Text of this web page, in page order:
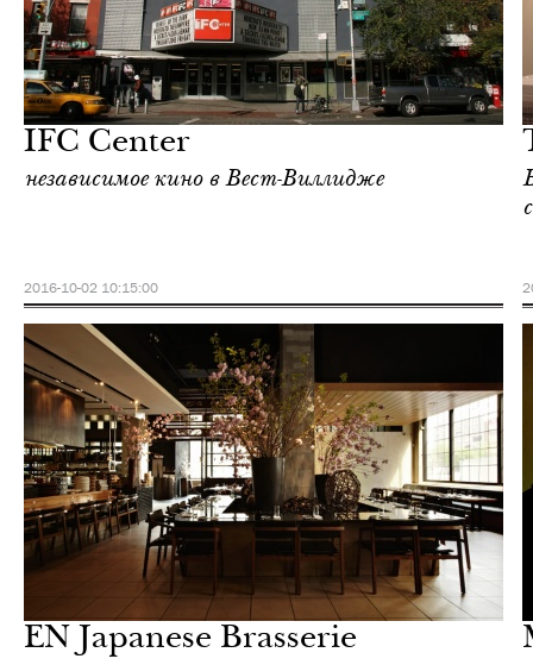
IFC Center
независимое кино в Вест-Виллидже
2016-10-02 10:15:00
Йорк
EN Japanese Brasserie
среда